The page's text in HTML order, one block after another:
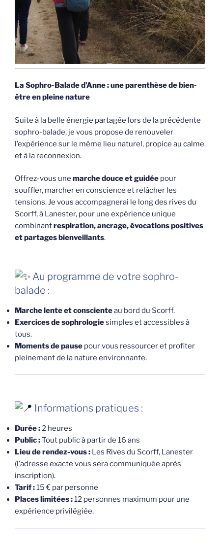
La Sophro-Balade d’Anne : une parenthèse de bien-
être en pleine nature
Suite à la belle énergie partagée lors de la précédente
sophro-balade, je vous propose de renouveler
l’expérience sur le même lieu naturel, propice au calme
et à la reconnexion.
Offrez-vous une marche douce et guidée pour
souffler, marcher en conscience et relâcher les
tensions. Je vous accompagnerai le long des rives du
Scorff, à Lanester, pour une expérience unique
combinantrespiration, ancrage, évocations positives
et partages bienveillants.
Au programme de votre sophro-
balade :
Marche lente et conscienteau bord du Scorff.
Exercices de sophrologiesimples et accessibles à
tous.
Moments de pause pour vous ressourcer et profiter
pleinement de la nature environnante.
Informations pratiques :
Durée : 2 heures
Public :Tout public à partir de 16 ans
Lieu de rendez-vous : Les Rives du Scorff, Lanester
(l’adresse exacte vous sera communiquée après
inscription).
Tarif :15 € par personne
Places limitées :12 personnes maximum pour une
expérience privilégiée.